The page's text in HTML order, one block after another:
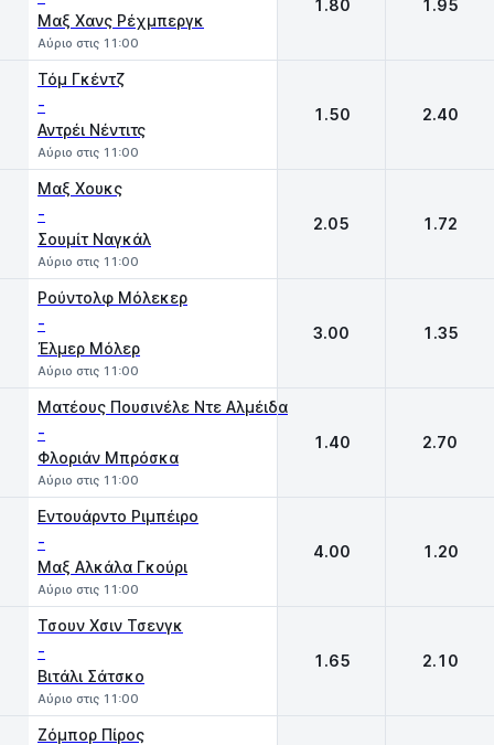
Μαξ Χανς Ρέχμπεργκ
Αύριο στις 11:00
1.80 1.95
Τόμ Γκέντζ
-
Αντρέι Νέντιτς
Αύριο στις 11:00
1.50 2.40
Μαξ Χουκς
-
Σουμίτ Ναγκάλ
Αύριο στις 11:00
2.05 1.72
Ρούντολφ Μόλεκερ
-
Έλμερ Μόλερ
Αύριο στις 11:00
3.00 1.35
Ματέους Πουσινέλε Ντε Αλμέιδα
-
Φλοριάν Μπρόσκα
Αύριο στις 11:00
1.40 2.70
Εντουάρντο Ριμπέιρο
-
Μαξ Αλκάλα Γκούρι
Αύριο στις 11:00
4.00 1.20
Τσουν Χσιν Τσενγκ
-
Βιτάλι Σάτσκο
Αύριο στις 11:00
1.65 2.10
Ζόμπορ Πίρος